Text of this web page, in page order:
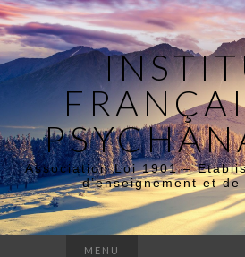
Association Loi 1901 –
d’enseignement et
MENU